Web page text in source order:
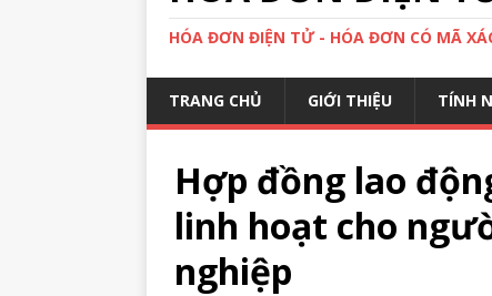
HÓA ĐƠN ĐIỆN TỬ - HÓA ĐƠN CÓ MÃ
TRANG CHỦ GIỚI THIỆU TÍNH
Hợp đồng lao
linh hoạt cho
nghiệp